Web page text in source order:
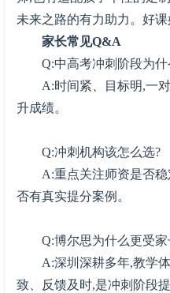
未来之路的有力助力。好
家长常见Q&A
Q:中高考冲刺阶段为
A:时间紧、目标明,一
升成绩。
Q:冲刺机构该怎么选?
A:重点关注师资是否
否有真实提分案例。
Q:博尔思为什么更受家
A:深圳深耕多年,教学
致、反馈及时,是冲刺阶段